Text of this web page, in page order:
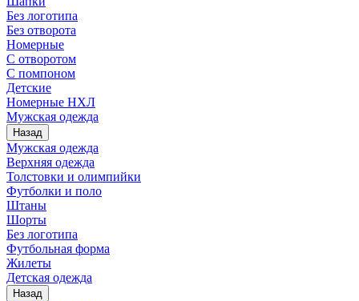
Без логотипа
Без отворота
Номерные
С отворотом
С помпоном
Детские
Номерные НХЛ
Мужская одежда
Назад
Мужская одежда
Верхняя одежда
Толстовки и олимпийки
Футболки и поло
Штаны
Шорты
Без логотипа
Футбольная форма
Жилеты
Детская одежда
Назад